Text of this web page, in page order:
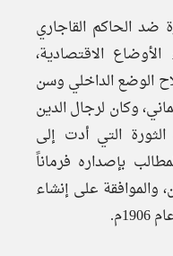
ضد الحاكم القاجاري
الاقتصادية،
الوضع الداخلي وسن
وكان لرجال الدين
التي أدت إلى
بإصداره فرماناً
والموافقة على إنشاء